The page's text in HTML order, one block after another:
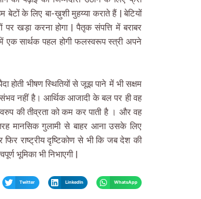
के लिए बा-ख़ुशी मुहय्या कराते हैं | बेटियों
खड़ा करना होगा | पैतृक संपत्ति में बराबर
में एक सार्थक पहल होगी फलस्वरूप स्त्री अपने
होती भीषण स्थितियों से जूझ पाने में भी सक्षम
नहीं है। आर्थिक आजादी के बल पर ही वह
की तीव्रता को कम कर पाती है । और वह
मानसिक गुलामी से बाहर आना उसके लिए
राष्ट्रीय दृष्टिकोण से भी कि जब देश की
भूमिका भी निभाएगी |
Twitter LinkedIn WhatsApp